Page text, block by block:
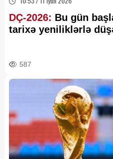
DÇ-2026: Bu gün
tarixə yeniliklərlə
587